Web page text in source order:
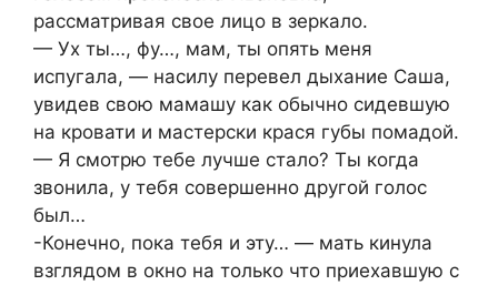
рассматривая свое лицо в зеркало.
— Ух ты…, фу…, мам, ты опять меня
испугала, — насилу перевел дыхание Саша,
увидев свою мамашу как обычно сидевшую
на кровати и мастерски крася губы помадой.
— Я смотрю тебе лучше стало? Ты когда
звонила, у тебя совершенно другой голос
был…
-Конечно, пока тебя и эту… — мать кинула
взглядом в окно на только что приехавшую с